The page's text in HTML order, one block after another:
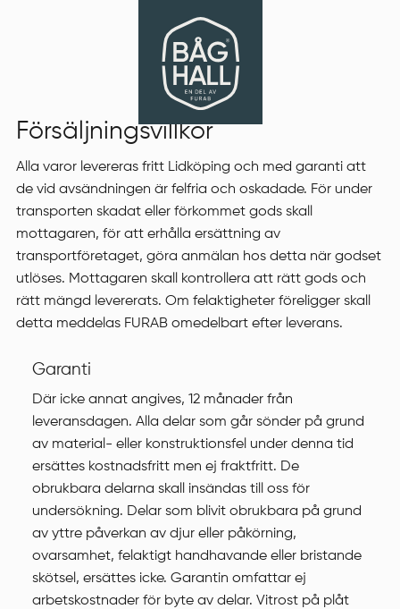
Försäljningsvillkor
Alla varor levereras fritt Lidköping och med garanti att
de vid avsändningen är felfria och oskadade. För under
transporten skadat eller förkommet gods skall
mottagaren, för att erhålla ersättning av
transportföretaget, göra anmälan hos detta när godset
utlöses. Mottagaren skall kontrollera att rätt gods och
rätt mängd levererats. Om felaktigheter föreligger skall
detta meddelas FURAB omedelbart efter leverans.
Garanti
Där icke annat angives, 12 månader från
leveransdagen. Alla delar som går sönder på grund
av material- eller konstruktionsfel under denna tid
ersättes kostnadsfritt men ej fraktfritt. De
obrukbara delarna skall insändas till oss för
undersökning. Delar som blivit obrukbara på grund
av yttre påverkan av djur eller påkörning,
ovarsamhet, felaktigt handhavande eller bristande
skötsel, ersättes icke. Garantin omfattar ej
arbetskostnader för byte av delar. Vitrost på plåt